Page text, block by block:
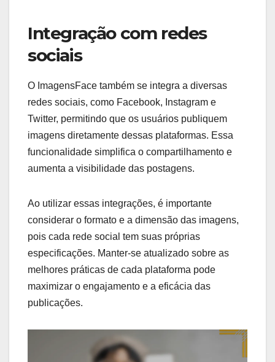
processo de upload e gerenciamento de imagens,
economizando tempo e reduzindo erros. Além
disso, é possível analisar o desempenho das
conforme necessário.
Integração com redes
sociais
redes sociais, como Facebook, Instagram e
Twitter, permitindo que os usuários publiquem
imagens diretamente dessas plataformas. Essa
funcionalidade simplifica o compartilhamento e
aumenta a visibilidade das postagens.
Ao utilizar essas integrações, é importante
pois cada rede social tem suas próprias
especificações. Manter-se atualizado sobre as